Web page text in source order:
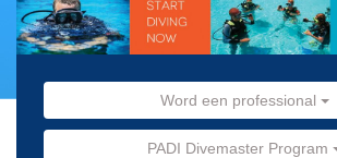
Word een professional
PADI Divemaster Program